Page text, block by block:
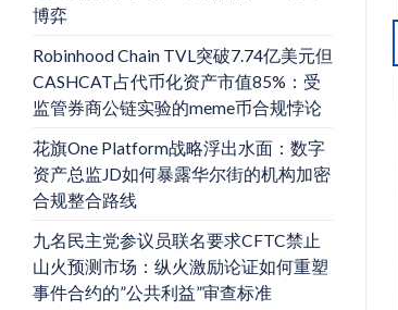
博弈
Robinhood Chain TVL突破7.74亿美元但
CASHCAT占代币化资产市值85%：受
监管券商公链实验的meme币合规悖论
花旗One Platform战略浮出水面：数字
资产总监JD如何暴露华尔街的机构加密
合规整合路线
九名民主党参议员联名要求CFTC禁止
山火预测市场：纵火激励论证如何重塑
事件合约的”公共利益”审查标准